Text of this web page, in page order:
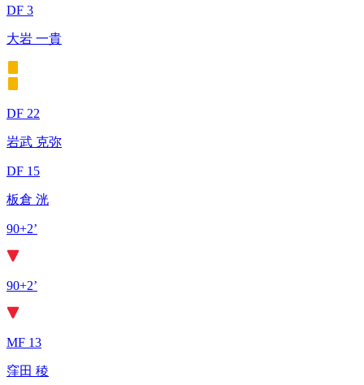
DF 3
大岩 一貴
DF 22
岩武 克弥
DF 15
板倉 洸
90+2’
90+2’
MF 13
窪田 稜